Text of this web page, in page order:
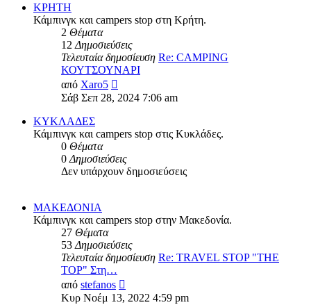
ΚΡΗΤΗ
Κάμπινγκ και campers stop στη Κρήτη.
2 Θέματα
12Δημοσιεύσεις
Τελευταία δημοσίευση Re: CAMPING
ΚΟΥΤΣΟΥΝΑΡΙ
από Xaro5
της
Σάβ Σεπ 28, 2024 7:06 am
ΚΥΚΛΑΔΕΣ
Κάμπινγκ και campers stop στις Κυκλάδες.
0 Θέματα
0Δημοσιεύσεις
Δεν υπάρχουν δημοσιεύσεις
ΜΑΚΕΔΟΝΙΑ
Κάμπινγκ και campers stop στην Μακεδονία.
27 Θέματα
53Δημοσιεύσεις
Τελευταία δημοσίευση Re: TRAVEL STOP "THE
TOP" Στη…
από stefanos
της
Κυρ Νοέμ 13, 2022 4:59 pm